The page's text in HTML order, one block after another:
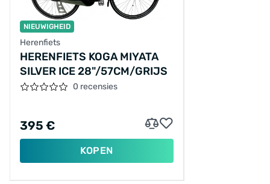
NIEUWIGHEID
Herenfiets
HERENFIETS KOGA MIYATA
SILVER ICE 28"/57CM/GRIJS
0 recensies
395 €
KOPEN